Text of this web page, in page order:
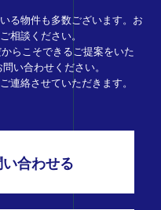
る物件も多数ございます。お
相談ください。
らこそできるご提案をいた
い合わせください。
連絡させていただきます。
合わせる